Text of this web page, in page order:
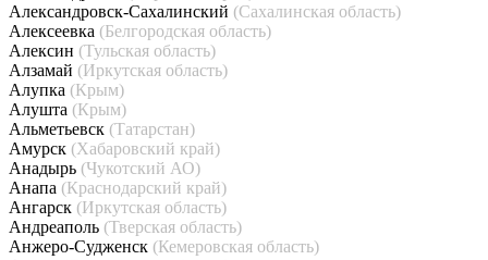
Александровск-Сахалинский (Сахалинская область)
Алексеевка (Белгородская область)
Алексин (Тульская область)
Алзамай (Иркутская область)
Алупка (Крым)
Алушта (Крым)
Альметьевск (Татарстан)
Амурск (Хабаровский край)
Анадырь (Чукотский АО)
Анапа (Краснодарский край)
Ангарск (Иркутская область)
Андреаполь (Тверская область)
Анжеро-Судженск (Кемеровская область)